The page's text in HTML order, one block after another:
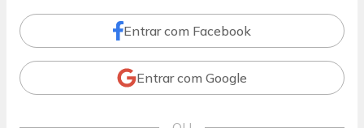
Entrar com Facebook
Entrar com Google